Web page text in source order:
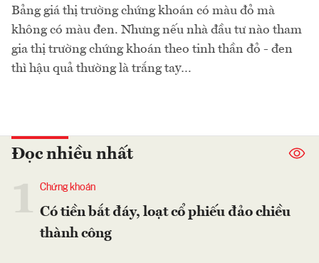
Bảng giá thị trường chứng khoán có màu đỏ mà
không có màu đen. Nhưng nếu nhà đầu tư nào tham
gia thị trường chứng khoán theo tinh thần đỏ - đen
thì hậu quả thường là trắng tay…
Đọc nhiều nhất
Chứng khoán
Có tiền bắt đáy, loạt cổ phiếu đảo chiều
thành công